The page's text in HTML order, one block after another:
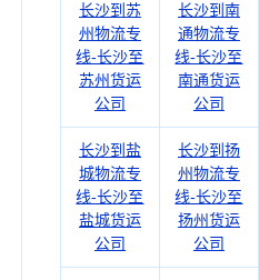
长沙到苏
州物流专
线-长沙至
苏州货运
公司
长沙到南
通物流专
线-长沙至
南通货运
公司
长沙到盐
城物流专
线-长沙至
盐城货运
公司
长沙到扬
州物流专
线-长沙至
扬州货运
公司